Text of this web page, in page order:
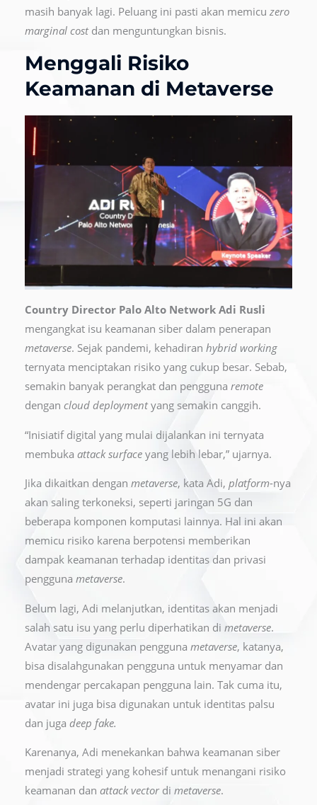
masih banyak lagi. Peluang ini pasti akan memicu zero
marginal cost dan menguntungkan bisnis.
Menggali Risiko
Keamanan di Metaverse
Country Director Palo Alto Network Adi Rusli
mengangkat isu keamanan siber dalam penerapan
metaverse. Sejak pandemi, kehadiran hybrid working
ternyata menciptakan risiko yang cukup besar. Sebab,
semakin banyak perangkat dan pengguna remote
dengan cloud deploymentyang semakin canggih.
“Inisiatif digital yang mulai dijalankan ini ternyata
membuka attack surface yang lebih lebar,” ujarnya.
Jika dikaitkan dengan metaverse, kata Adi, platform-nya
akan saling terkoneksi, seperti jaringan 5G dan
beberapa komponen komputasi lainnya. Hal ini akan
memicu risiko karena berpotensi memberikan
dampak keamanan terhadap identitas dan privasi
pengguna metaverse.
Belum lagi, Adi melanjutkan, identitas akan menjadi
salah satu isu yang perlu diperhatikan di metaverse.
Avatar yang digunakan pengguna metaverse, katanya,
bisa disalahgunakan pengguna untuk menyamar dan
mendengar percakapan pengguna lain. Tak cuma itu,
avatar ini juga bisa digunakan untuk identitas palsu
dan juga deep fake.
Karenanya, Adi menekankan bahwa keamanan siber
menjadi strategi yang kohesif untuk menangani risiko
keamanan dan attack vectordi metaverse.